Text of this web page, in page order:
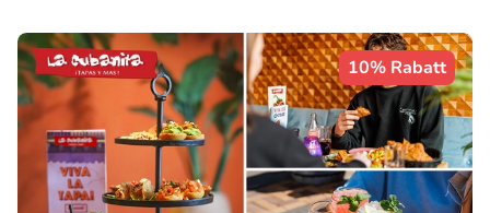
10% Rabatt